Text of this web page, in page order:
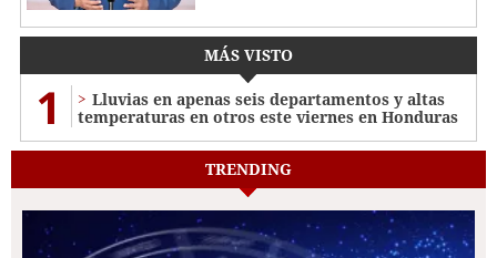
MÁS VISTO
1
Lluvias en apenas seis departamentos y altas
temperaturas en otros este viernes en Honduras
TRENDING